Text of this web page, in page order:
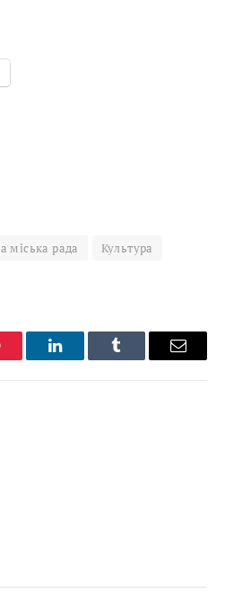
міська рада
Культура
LinkedInTumblr Email